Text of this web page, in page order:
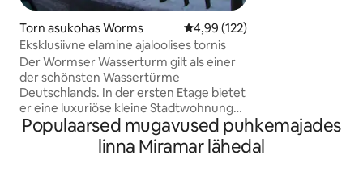
Torn asukohas Worms Keskmine hinnang 4,99/5, 122
4,99 (122)
Eksklusiivne elamine ajaloolises tornis
Der Wormser Wasserturm gilt als einer
der schönsten Wassertürme
Deutschlands. In der ersten Etage bietet
er eine luxuriöse kleine Stadtwohnung
(ca. 80 m2), die mit originalen
Rundbögen und viel Licht - 6 große
Fenster- überrascht. Paare werden sich
Populaarsed mugavused puhkemajades
linna Miramar lähedal